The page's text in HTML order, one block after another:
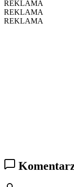
REKLAMA
REKLAMA
REKLAMA